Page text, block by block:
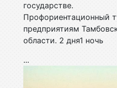
государстве.
Профориентационный
предприятиям
области. 2 дня1 ночь
...